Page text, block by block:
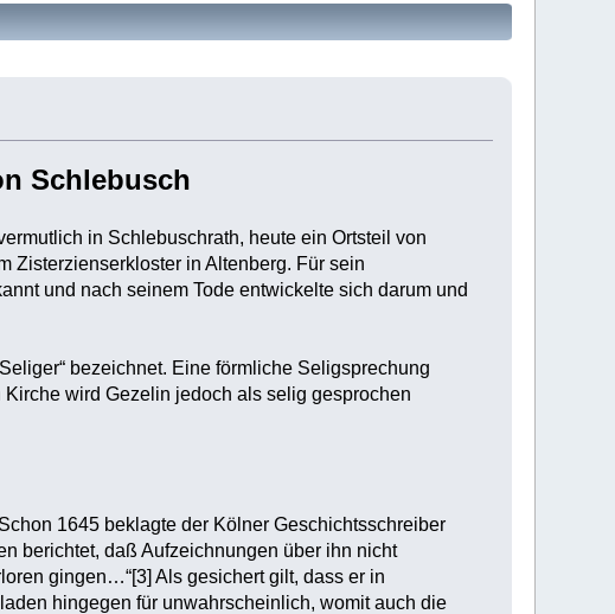
Schlebusch
in Schlebuschrath, heute ein Ortsteil von
Zisterzienserkloster in Altenberg. Für sein
und nach seinem Tode entwickelte sich darum und
bezeichnet. Eine förmliche Seligsprechung
wird Gezelin jedoch als selig gesprochen
1645 beklagte der Kölner Geschichtsschreiber
berichtet, daß Aufzeichnungen über ihn nicht
gingen…“[3] Als gesichert gilt, dass er in
hingegen für unwahrscheinlich, womit auch die